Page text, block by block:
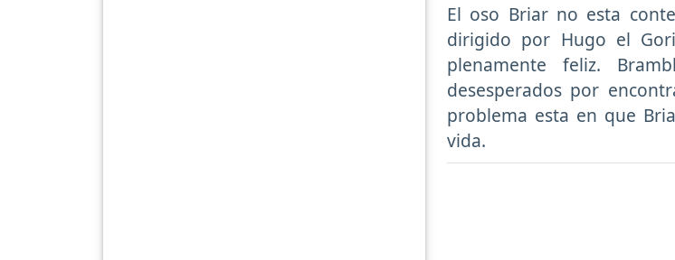
El oso Briar no esta
dirigido por Hugo el
plenamente feliz.
desesperados por
problema esta en que
vida.